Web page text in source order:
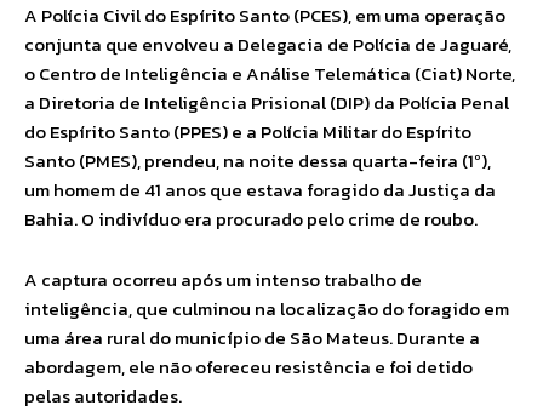
A Polícia Civil do Espírito Santo (PCES), em uma operação
conjunta que envolveu a Delegacia de Polícia de Jaguaré,
o Centro de Inteligência e Análise Telemática (Ciat) Norte,
a Diretoria de Inteligência Prisional (DIP) da Polícia Penal
do Espírito Santo (PPES) e a Polícia Militar do Espírito
Santo (PMES), prendeu, na noite dessa quarta-feira (1º),
um homem de 41 anos que estava foragido da Justiça da
Bahia. O indivíduo era procurado pelo crime de roubo.
A captura ocorreu após um intenso trabalho de
inteligência, que culminou na localização do foragido em
uma área rural do município de São Mateus. Durante a
abordagem, ele não ofereceu resistência e foi detido
pelas autoridades.